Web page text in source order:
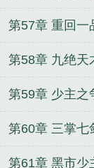
第57章 重回一
第58章 九绝天
第59章 少主之
第60章 三掌七
第61章 黑市少